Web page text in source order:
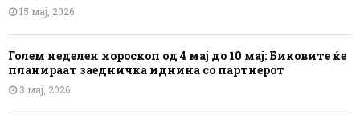
15 мај, 2026
Голем неделен хороскоп од 4 мај до 10 мај: Биковите ќе
планираат заедничка иднина со партнерот
3 мај, 2026